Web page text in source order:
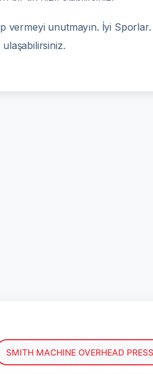
vermeyi unutmayın. İyi Sporlar.
ulaşabilirsiniz.
SMITH MACHINE OVERHEAD PRESS